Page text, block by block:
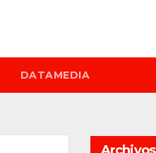
DATAMEDIA